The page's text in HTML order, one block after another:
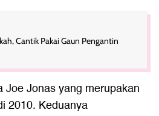
Cantik Pakai Gaun Pengantin
Joe Jonas yang merupakan
2010. Keduanya